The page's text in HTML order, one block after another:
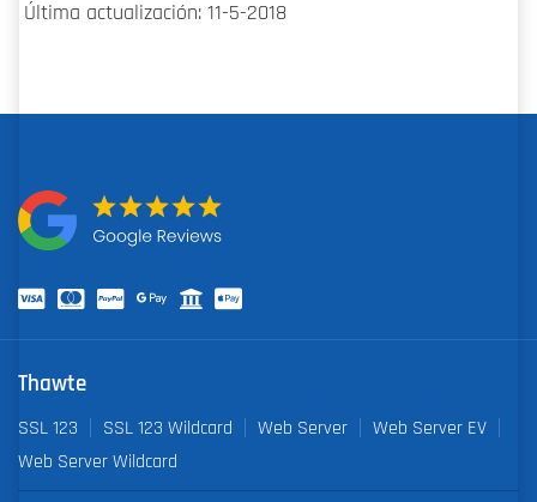
Última actualización: 11-5-2018
Thawte
SSL 123 SSL 123 Wildcard Web Server
Web Server EV
Web Server Wildcard